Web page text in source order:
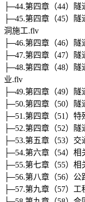
├─44.第四章（44）
├─45.第四章（45）
洞施工.flv
├─46.第四章（46）隧
├─47.第四章（47）
├─48.第四章（48）
业.flv
├─49.第四章（49）
├─50.第四章（50）
├─51.第四章（51）
├─52.第四章（52）
├─53.第五章（53）交
├─54.第六章（54）相
├─55.第七章（55）相
├─56.第八章（56）
├─57.第九章（57）